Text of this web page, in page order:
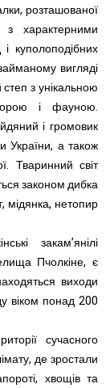
розташованої
характерними
куполоподібних
вигляді
з унікальною
і фауною.
і громовик
України, а також
Тваринний світ
законом дибка
мідянка, нетопир
закам’янілі
Пчолкіне, є
виходи
віком понад 200
сучасного
де зростали
хвощів та